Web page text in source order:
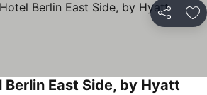
Partilhar
Berlin East Side, by Hyatt